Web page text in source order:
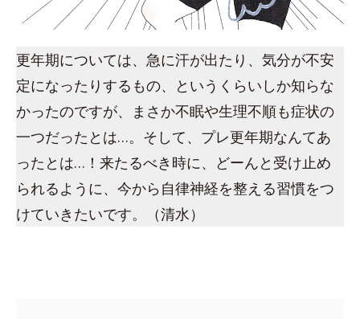
更年期については、急に汗が出たり、気分が不安
定になったりするもの、というくらいしか知らな
かったのですが、まさか不眠や生理不順も症状の
一つだったとは…。そして、プレ更年期なんてあ
ったとは…！来たるべき時に、どーんと受け止め
られるように、今から自律神経を整える習慣をつ
けていきたいです。（清水）